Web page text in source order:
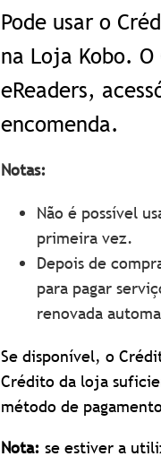
Pode usar o
na Loja Kobo.
eReaders,
encomenda.
Notas:
Não é possível
primeira vez.
Depois de
para pagar
renovada
Se disponível, o
Crédito da loja
método de
Nota: se estiver a